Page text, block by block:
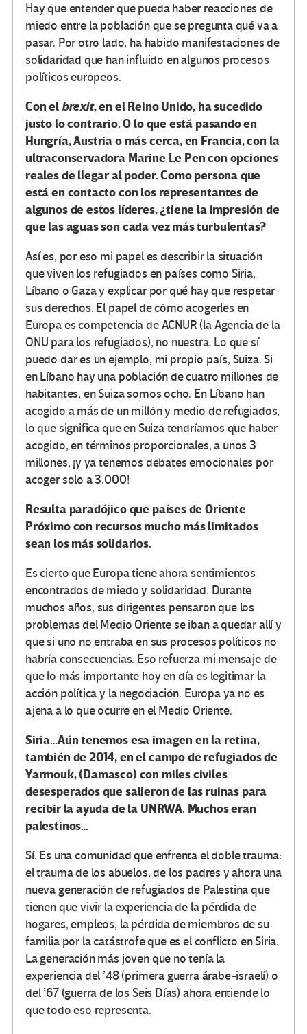
Hay que entender que pueda haber reacciones de
miedo entre la población que se pregunta qué va a
pasar. Por otro lado, ha habido manifestaciones de
solidaridad que han influido en algunos procesos
políticos europeos.
Con el brexit, en el Reino Unido, ha sucedido
justo lo contrario. O lo que está pasando en
Hungría, Austria o más cerca, en Francia, con la
ultraconservadora Marine Le Pen con opciones
reales de llegar al poder. Como persona que
está en contacto con los representantes de
algunos de estos líderes, ¿tiene la impresión de
que las aguas son cada vez más turbulentas?
Así es, por eso mi papel es describir la situación
que viven los refugiados en países como Siria,
Líbano o Gaza y explicar por qué hay que respetar
sus derechos. El papel de cómo acogerles en
Europa es competencia de ACNUR (la Agencia de la
ONU para los refugiados), no nuestra. Lo que sí
puedo dar es un ejemplo, mi propio país, Suiza. Si
en Líbano hay una población de cuatro millones de
habitantes, en Suiza somos ocho. En Líbano han
acogido a más de un millón y medio de refugiados,
lo que significa que en Suiza tendríamos que haber
acogido, en términos proporcionales, a unos 3
millones, ¡y ya tenemos debates emocionales por
acoger solo a 3.000!
Resulta paradójico que países de Oriente
Próximo con recursos mucho más limitados
sean los más solidarios.
Es cierto que Europa tiene ahora sentimientos
encontrados de miedo y solidaridad. Durante
muchos años, sus dirigentes pensaron que los
problemas del Medio Oriente se iban a quedar allí y
que si uno no entraba en sus procesos políticos no
habría consecuencias. Eso refuerza mi mensaje de
que lo más importante hoy en día es legitimar la
acción política y la negociación. Europa ya no es
ajena a lo que ocurre en el Medio Oriente.
Siria…Aún tenemos esa imagen en la retina,
también de 2014, en el campo de refugiados de
Yarmouk, (Damasco) con miles civiles
desesperados que salieron de las ruinas para
recibir la ayuda de la UNRWA. Muchos eran
palestinos…
Sí. Es una comunidad que enfrenta el doble trauma:
el trauma de los abuelos, de los padres y ahora una
nueva generación de refugiados de Palestina que
tienen que vivir la experiencia de la pérdida de
hogares, empleos, la pérdida de miembros de su
familia por la catástrofe que es el conflicto en Siria.
La generación más joven que no tenía la
experiencia del ’48 (primera guerra árabe-israelí) o
del ’67 (guerra de los Seis Días) ahora entiende lo
que todo eso representa.